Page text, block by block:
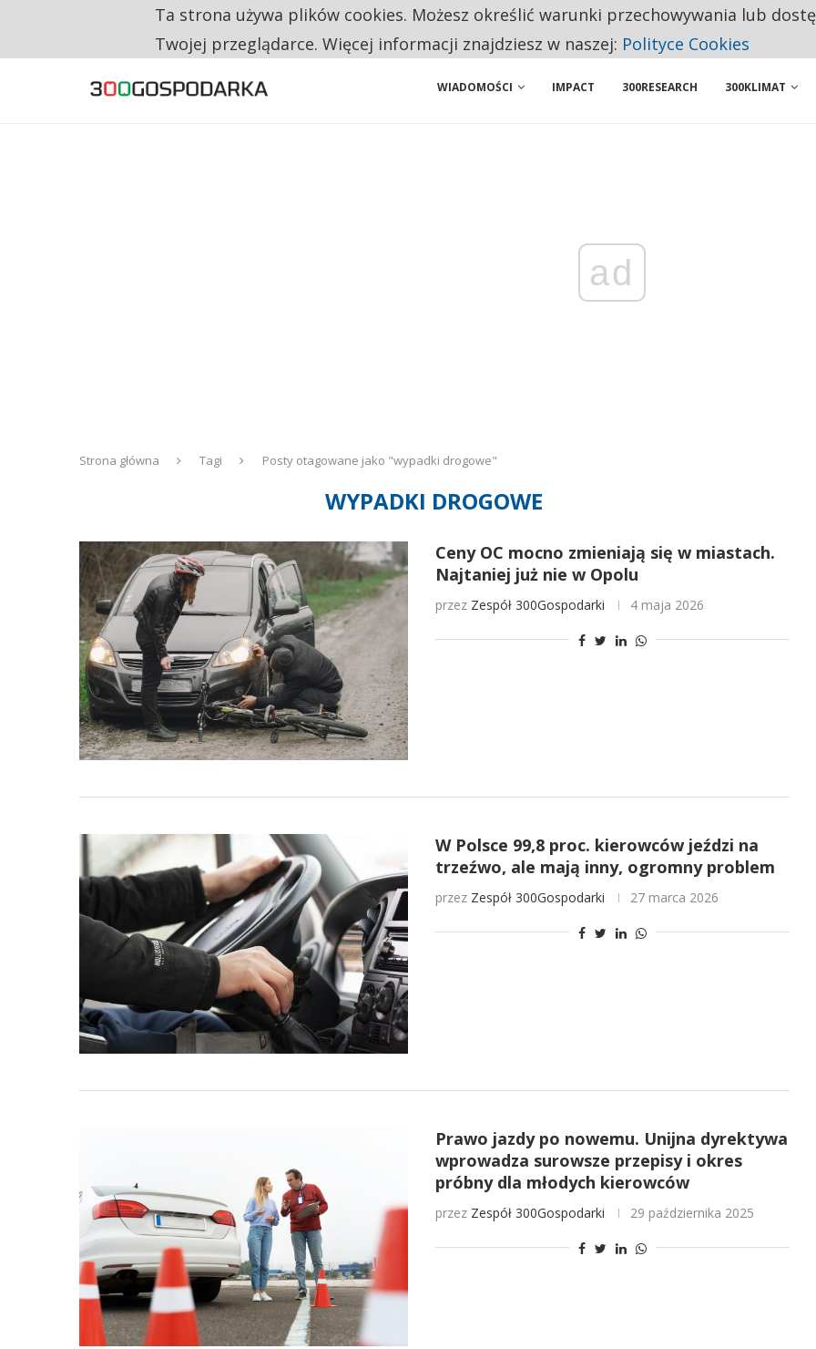
CO TRZECIĄ ZŁOTÓWKĘ Z EMERYTURY SENIORZY PRZEZNACZAJĄ NA PODSTAWOWE ZAKUPY
NA JEDEN WAKAT PRZYPADAJĄ 62 ZGŁOSZENIA. WIELU KANDYDATÓW NIE ROZPOCZYNA PRACY
WIADOMOŚCI IMPACT 300RESEARCH 300KLIMAT
ad
Strona główna Tagi Posty otagowane jako "wypadki drogowe"
WYPADKI DROGOWE
Ceny OC mocno zmieniają się w miastach.
Najtaniej już nie w Opolu
przez Zespół 300Gospodarki 4 maja 2026
W Polsce 99,8 proc. kierowców jeździ na
trzeźwo, ale mają inny, ogromny problem
przez Zespół 300Gospodarki 27 marca 2026
Prawo jazdy po nowemu. Unijna dyrektywa
wprowadza surowsze przepisy i okres
próbny dla młodych kierowców
przez Zespół 300Gospodarki 29 października 2025
Ta strona używa plików cookies. Możesz określić warunki przechowywania lub
Twojej przeglądarce. Więcej informacji znajdziesz w naszej: Polityce Cookies